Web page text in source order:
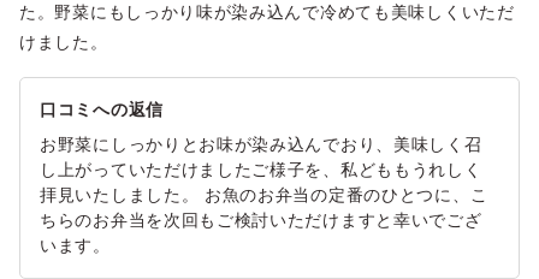
た。野菜にもしっかり味が染み込んで冷めても美味しくいただ
けました。
口コミへの返信
お野菜にしっかりとお味が染み込んでおり、美味しく召
し上がっていただけましたご様子を、私どももうれしく
拝見いたしました。 お魚のお弁当の定番のひとつに、こ
ちらのお弁当を次回もご検討いただけますと幸いでござ
います。